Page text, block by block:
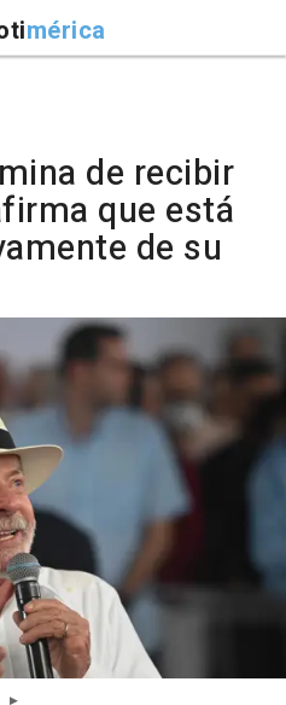
mérica
de recibir
que está
de su